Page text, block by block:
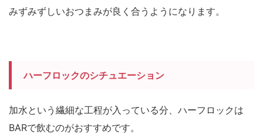
みずみずしいおつまみが良く合うようになります。
ハーフロックのシチュエーション
加水という繊細な工程が入っている分、ハーフロックは
BARで飲むのがおすすめです。